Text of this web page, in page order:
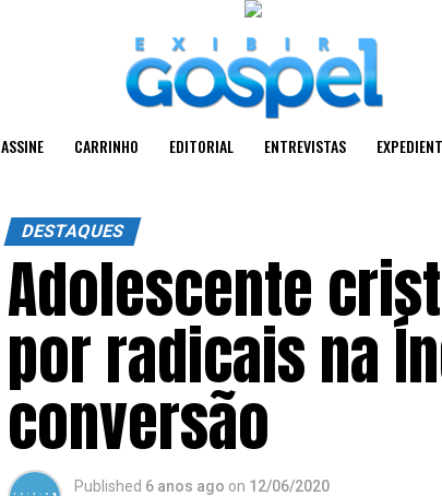
ASSINE CARRINHO EDITORIAL ENTREVISTAS
DESTAQUES
Adolescente
por radicais na
conversão
Published 6 anos ago on 12/06/2020